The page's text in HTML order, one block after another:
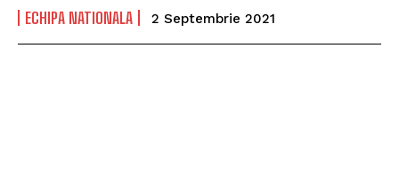
ECHIPA NATIONALA 2 Septembrie 2021